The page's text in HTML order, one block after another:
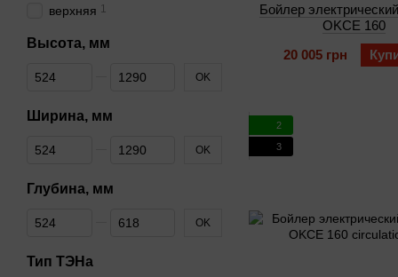
Бойлер
OKCE 160
20 005 грн
2
3
верхняя 1
Высота, мм
От Высота, мм
До Высота, мм OK
Ширина, мм
От Ширина, мм
До Ширина, мм OK
Глубина, мм
От Глубина, мм
До Глубина, мм OK
Тип ТЭНа